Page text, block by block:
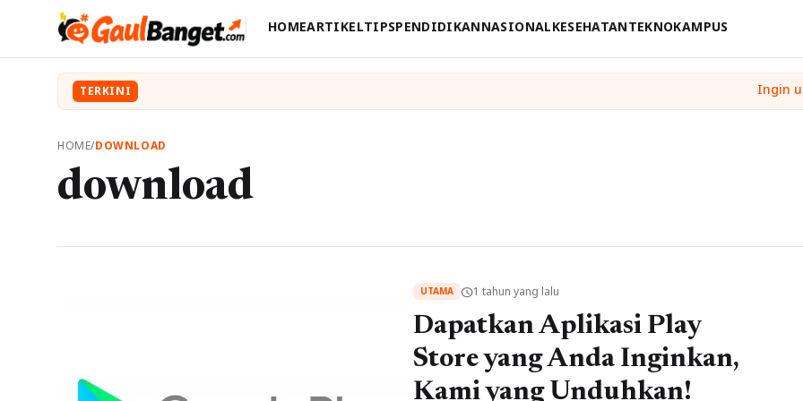
HOMEARTIKELTIPSPENDIDIKANNASIONALKESEHATANTEKNOKAMPUS
TERKINI
HOME/DOWNLOAD
download
UTAMA schedule1 tahun yang lalu
Dapatkan Aplikasi Play
Store yang Anda Inginkan,
Kami yang Unduhkan!